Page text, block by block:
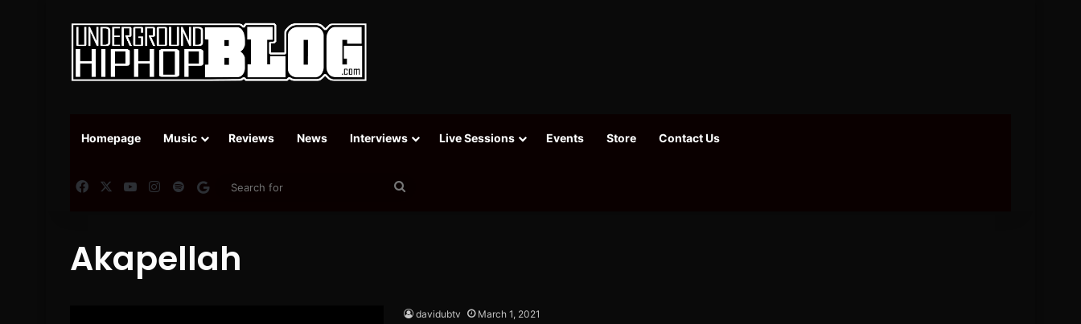
Homepage Music Reviews News Interviews Live Sessions Events Store Contact Us
FacebookYouTubeInstagram
SpotifyGoogle News
Akapellah
davidubtv March 1, 2021